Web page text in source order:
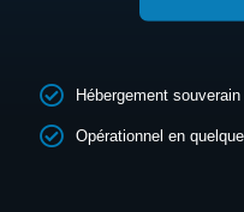
Hébergement souverain
Opérationnel en